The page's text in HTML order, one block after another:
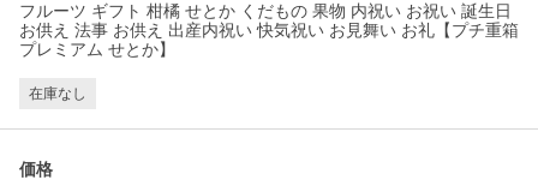
フルーツ ギフト 柑橘 せとか くだもの 果物 内祝い お祝い 誕生日
お供え 法事 お供え 出産内祝い 快気祝い お見舞い お礼【プチ重箱
プレミアム せとか】
在庫なし
価格